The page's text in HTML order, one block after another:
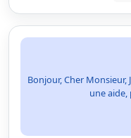
Bonjour, Cher
une